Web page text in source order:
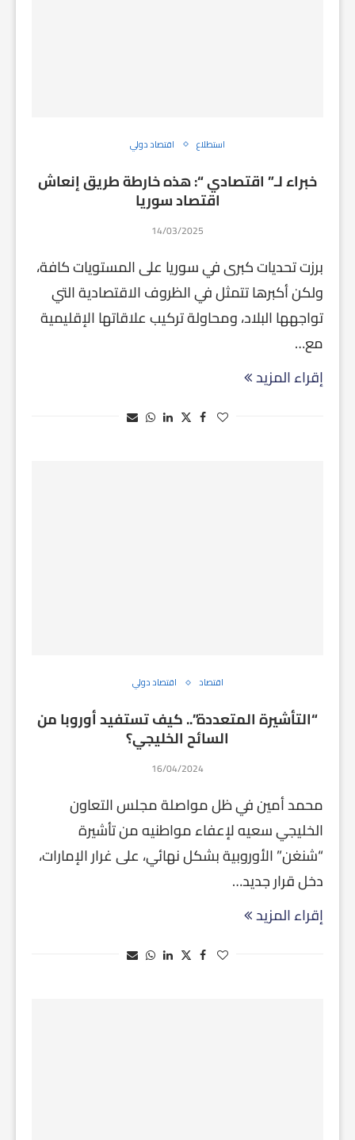
استطلاع اقتصاد دولي
خبراء لـ” اقتصادي “: هذه خارطة طريق إنعاش
اقتصاد سوريا
14/03/2025
برزت تحديات كبرى في سوريا على المستويات كافة،
ولكن أكبرها تتمثل في الظروف الاقتصادية التي
تواجهها البلاد، ومحاولة تركيب علاقاتها الإقليمية
مع…
إقراء المزيد
اقتصاد اقتصاد دولي
“التأشيرة المتعددة”.. كيف تستفيد أوروبا من
السائح الخليجي؟
16/04/2024
محمد أمين في ظل مواصلة مجلس التعاون
الخليجي سعيه لإعفاء مواطنيه من تأشيرة
“شنغن” الأوروبية بشكل نهائي، على غرار الإمارات،
دخل قرار جديد…
إقراء المزيد